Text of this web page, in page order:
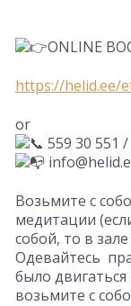
ONLINE
https://helid.ee/
or
559 30 551
Возьмите с
медитации
собой, то в
Одевайтесь
было
возьмите с